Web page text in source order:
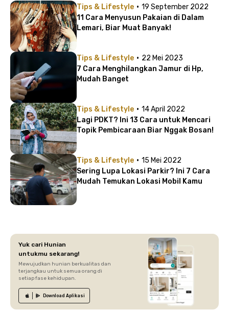
Tips & Lifestyle · 19 September 2022
11 Cara Menyusun Pakaian di Dalam
Lemari, Biar Muat Banyak!
Tips & Lifestyle · 22 Mei 2023
7 Cara Menghilangkan Jamur di Hp,
Mudah Banget
Tips & Lifestyle · 14 April 2022
Lagi PDKT? Ini 13 Cara untuk Mencari
Topik Pembicaraan Biar Nggak Bosan!
Tips & Lifestyle · 15 Mei 2022
Sering Lupa Lokasi Parkir? Ini 7 Cara
Mudah Temukan Lokasi Mobil Kamu
Yuk cari Hunian
untukmu sekarang!
Mewujudkan hunian berkualitas dan
terjangkau untuk semua orang di
setiap fase kehidupan.
Download Aplikasi